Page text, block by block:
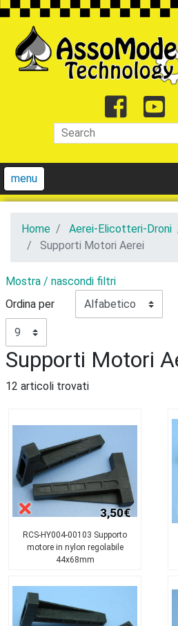
menu
Home Aerei-Elicotteri-Droni
Supporti Motori Aerei
Mostra / nascondi filtri
Ordina per
Supporti Motori
12 articoli trovati
3,50€
RCS-HY004-00103 Supporto
motore in nylon regolabile
44x68mm